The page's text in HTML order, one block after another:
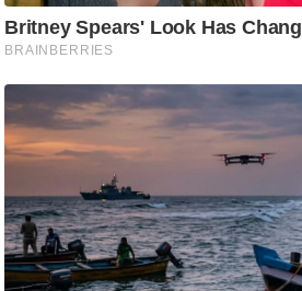
/
ध
स्थ
ल
व्र
त्यो
हा
र